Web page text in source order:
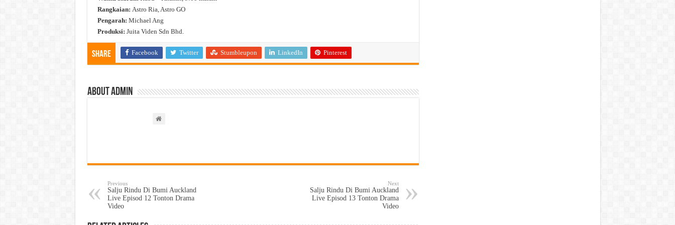
Rangkaian: Astro Ria, Astro GO
Pengarah: Michael Ang
Produksi: Juita Viden Sdn Bhd.
Share Facebook Twitter Stumbleupon LinkedIn Pinterest
About admin
Previous
Salju Rindu Di Bumi Auckland
Live Episod 12 Tonton Drama
Video
Next
Salju Rindu Di Bumi Auckland
Live Episod 13 Tonton Drama
Video